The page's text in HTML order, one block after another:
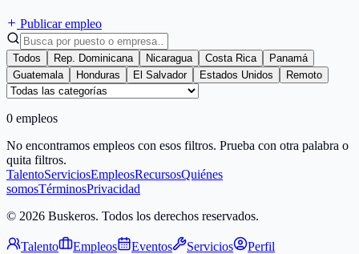
Publicar empleo
Todos Rep. Dominicana Nicaragua Costa Rica
Panamá
Guatemala
Honduras El Salvador Estados Unidos Remoto
0 empleos
No encontramos empleos con esos filtros. Prueba con otra palabra o
quita filtros.
TalentoServiciosEmpleosRecursosQuiénes
somosTérminosPrivacidad
© 2026 Buskeros. Todos los derechos reservados.
Talento Empleos Eventos Servicios Perfil